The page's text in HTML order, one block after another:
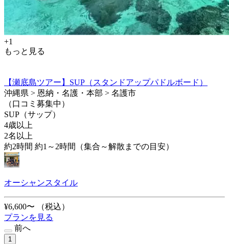
+1
もっと見る
【瀬底島ツアー】SUP（スタンドアップパドルボード）
沖縄県 > 恩納・名護・本部 > 名護市
（口コミ募集中）
SUP（サップ）
4歳以上
2名以上
約2時間 約1～2時間（集合～解散までの目安）
オーシャンスタイル
¥6,600〜
（税込）
プランを見る
前へ
1